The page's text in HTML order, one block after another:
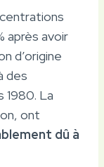
après avoir
d’origine
des
1980. La
ont
dû à